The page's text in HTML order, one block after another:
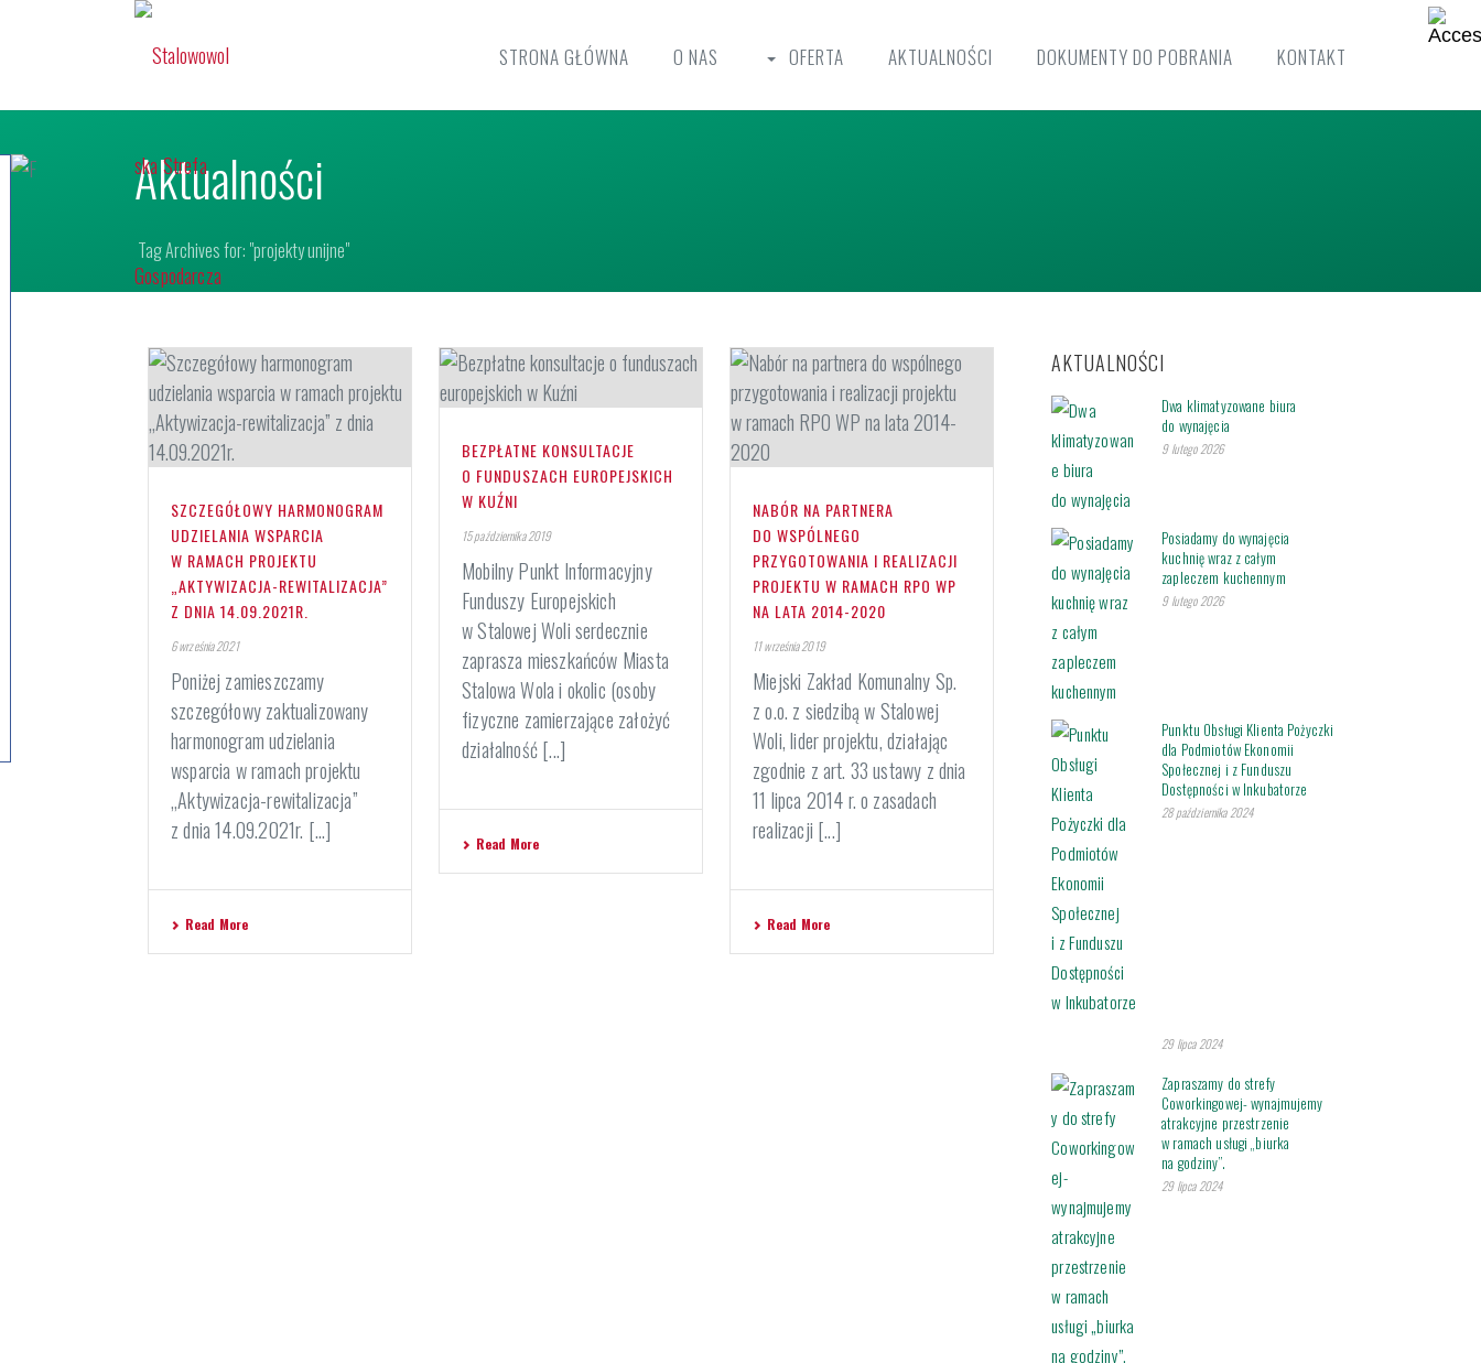
STRONA GŁÓWNA O NAS OFERTA AKTUALNOŚCI DOKUMENTY DO POBRANIA KONTAKT
Aktualności
Tag Archives for: "projekty unijne"
SZCZEGÓŁOWY HARMONOGRAM
UDZIELANIA WSPARCIA
W RAMACH PROJEKTU
„AKTYWIZACJA-REWITALIZACJA”
Z DNIA 14.09.2021R.
6 września 2021
Poniżej zamieszczamy
szczegółowy zaktualizowany
harmonogram udzielania
wsparcia w ramach projektu
„Aktywizacja-rewitalizacja”
z dnia 14.09.2021r. [...]
Read More
BEZPŁATNE KONSULTACJE
O FUNDUSZACH EUROPEJSKICH
W KUŹNI
15 października 2019
Mobilny Punkt Informacyjny
Funduszy Europejskich
w Stalowej Woli serdecznie
zaprasza mieszkańców Miasta
Stalowa Wola i okolic (osoby
fizyczne zamierzające założyć
działalność [...]
Read More
NABÓR NA PARTNERA
DO WSPÓLNEGO
PRZYGOTOWANIA I REALIZACJI
PROJEKTU W RAMACH RPO WP
NA LATA 2014-2020
11 września 2019
Miejski Zakład Komunalny Sp.
z o.o. z siedzibą w Stalowej
Woli, lider projektu, działając
zgodnie z art. 33 ustawy z dnia
11 lipca 2014 r. o zasadach
realizacji [...]
Read More
AKTUALNOŚCI
Dwa klimatyzowane biura
do wynajęcia
9 lutego 2026
Posiadamy do wynajęcia
kuchnię wraz z całym
zapleczem kuchennym
9 lutego 2026
Punktu Obsługi Klienta Pożyczki
dla Podmiotów Ekonomii
Społecznej i z Funduszu
Dostępności w Inkubatorze
28 października 2024
29 lipca 2024
Zapraszamy do strefy
Coworkingowej- wynajmujemy
atrakcyjne przestrzenie
w ramach usługi „biurka
na godziny”.
29 lipca 2024